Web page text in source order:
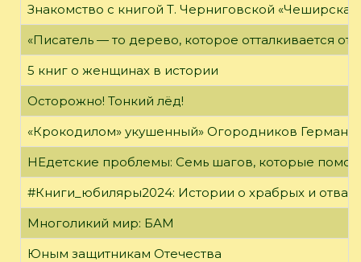
Знакомство с книгой Т. Черниговской
«Писатель — то дерево, которое отталкивается от
5 книг о женщинах в истории
Осторожно! Тонкий лёд!
«Крокодилом» укушенный» Огородников Герман
НЕдетские проблемы: Семь шагов, которые
#Книги_юбиляры2024: Истории о храбрых и
Многоликий мир: БАМ
Юным защитникам Отечества